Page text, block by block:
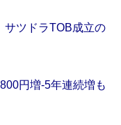
サツドラTOB成立の
円増‐5年連続増も